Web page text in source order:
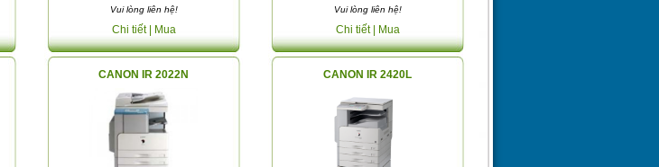
Vui lòng liên hệ!
Chi tiết | Mua
Vui lòng liên hệ!
Chi tiết | Mua
CANON IR 2022N CANON IR 2420L